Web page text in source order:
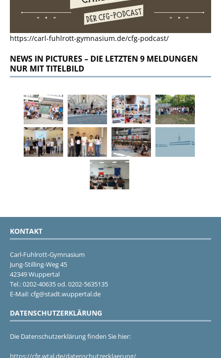
https://carl-fuhlrott-gymnasium.de/cfg-podcast/
NEWS IN PICTURES – DIE LETZTEN 9 MELDUNGEN
NUR MIT TITELBILD
KONTAKT
Carl-Fuhlrott-Gymnasium
Jung-Stilling-Weg 45
42349 Wuppertal
Tel.: 0202-40635 od. 0202-5635135
E-Mail: cfg@stadt.wuppertal.de
DATENSCHUTZERKLÄRUNG
Die Datenschutzerklärung finden Sie hier:
https://cfg.wtal.de/datenschutzerklaerung/